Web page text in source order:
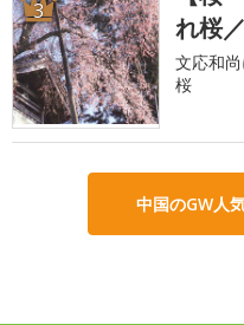
3
れ桜
文応和
桜
中国のGW人